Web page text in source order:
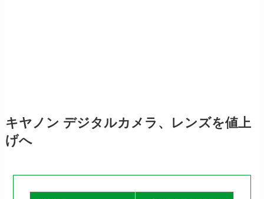
キヤノン デジタルカメラ、レンズを値上
げへ